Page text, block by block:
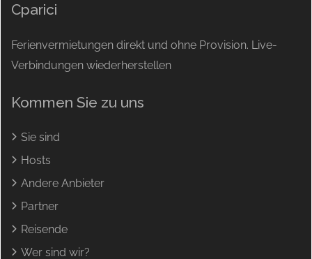
Cparici
Ferienvermietungen direkt und ohne Provision. Live-
Verbindungen wiederherstellen
Kommen Sie zu uns
Sie sind
Hosts
Andere Anbieter
Partner
Reisende
Wer sind wir?